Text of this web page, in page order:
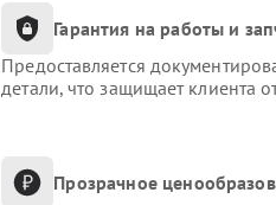
Гарантия на работы и
Предоставляется
детали, что защищает клиента
Прозрачное